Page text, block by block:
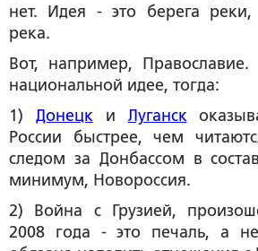
нет. Идея - это берега
река.
Вот, например,
Православие.
национальной идее, тогда:
1) Донецки Луганск
России быстрее, чем
следом за Донбассом в
минимум, Новороссия.
2) Война с Грузией,
2008 года - это печаль, а